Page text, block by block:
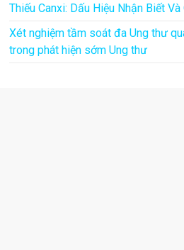
Thiếu Canxi: Dấu Hiệu Nhận Biết
Xét nghiệm tầm soát đa Ung thư
trong phát hiện sớm Ung thư